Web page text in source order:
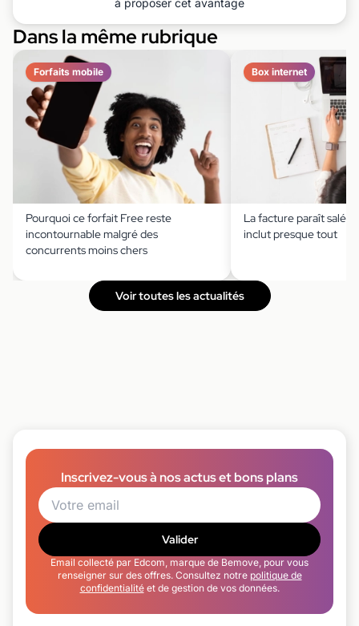
Dans la même rubrique
Forfaits mobile
Pourquoi ce forfait Free reste
incontournable malgré des
concurrents moins chers
Box internet
La facture paraît
inclut presque tout
Voir toutes les actualités
Inscrivez-vous à nos actus et bons plans
Valider
Email collecté par Edcom, marque de Bemove, pour vous
renseigner sur des offres. Consultez notre politique de
confidentialitéet de gestion de vos données.